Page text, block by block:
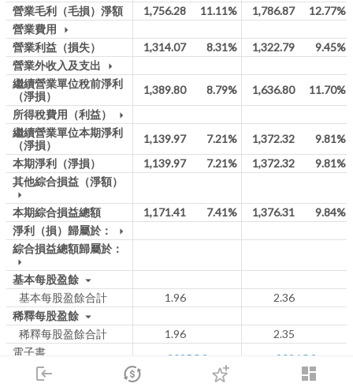
login dashboard
市場 登入
營業毛利（毛損）淨額
1,756.28 11.11% 1,786.87
12.77%
營業費用
arrow_drop_down
營業利益（損失） 1,314.07 8.31% 1,322.79
9.45%
營業外收入及支出
arrow_drop_down
繼續營業單位稅前淨利
（淨損）
1,389.80 8.79% 1,636.80
11.70%
所得稅費用（利益）
arrow_drop_down
繼續營業單位本期淨利
（淨損）
1,139.97 7.21% 1,372.32
9.81%
本期淨利（淨損）
1,139.97 7.21% 1,372.32
9.81%
其他綜合損益（淨額）
arrow_drop_down
本期綜合損益總額 1,171.41 7.41% 1,376.31
9.84%
淨利（損）歸屬於：
arrow_drop_down
綜合損益總額歸屬於：
arrow_drop_down
基本每股盈餘 arrow_drop_down
基本每股盈餘合計 1.96
2.36
稀釋每股盈餘 arrow_drop_down
稀釋每股盈餘合計 1.96
2.35
電子書
(彙總表:
2025Q2 2026Q2